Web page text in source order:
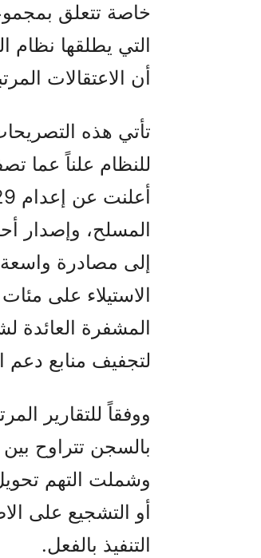
خاصة تتعلق
التي يطلقها نظام
أن الاعتقالات
تأتي هذه
المسلح، وإصدار
إلى مصادرة
الاستيلاء على
المشفرة العائدة
لتجفيف منابع دعم
وشملت التهم تحويل
أو التشجيع على
التنفيذ بالفعل.